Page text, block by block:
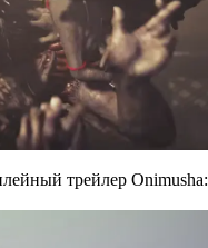
трейлер Onimusha: